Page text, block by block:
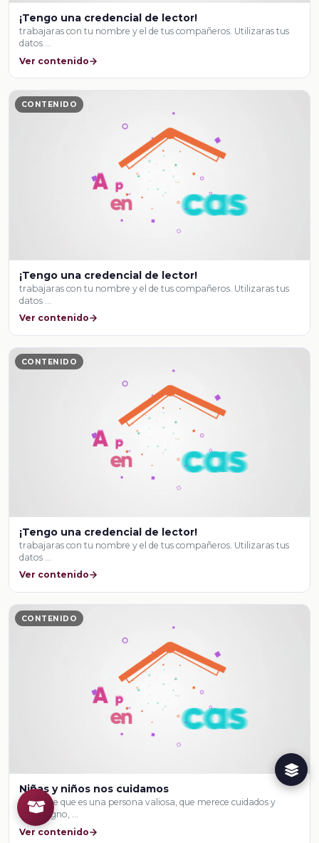
¡Tengo una credencial de lector!
trabajaras con tu nombre y el de tus compañeros. Utilizaras tus
datos …
Ver contenido
CONTENIDO
¡Tengo una credencial de lector!
trabajaras con tu nombre y el de tus compañeros. Utilizaras tus
datos …
Ver contenido
CONTENIDO
¡Tengo una credencial de lector!
trabajaras con tu nombre y el de tus compañeros. Utilizaras tus
datos …
Ver contenido
CONTENIDO
Niñas y niños nos cuidamos
reconoce que es una persona valiosa, que merece cuidados y
trato digno, …
Ver contenido